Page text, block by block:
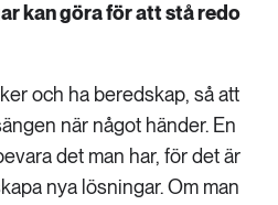
kan göra för att stå redo
och ha beredskap, så att
när något händer. En
det man har, för det är
nya lösningar. Om man